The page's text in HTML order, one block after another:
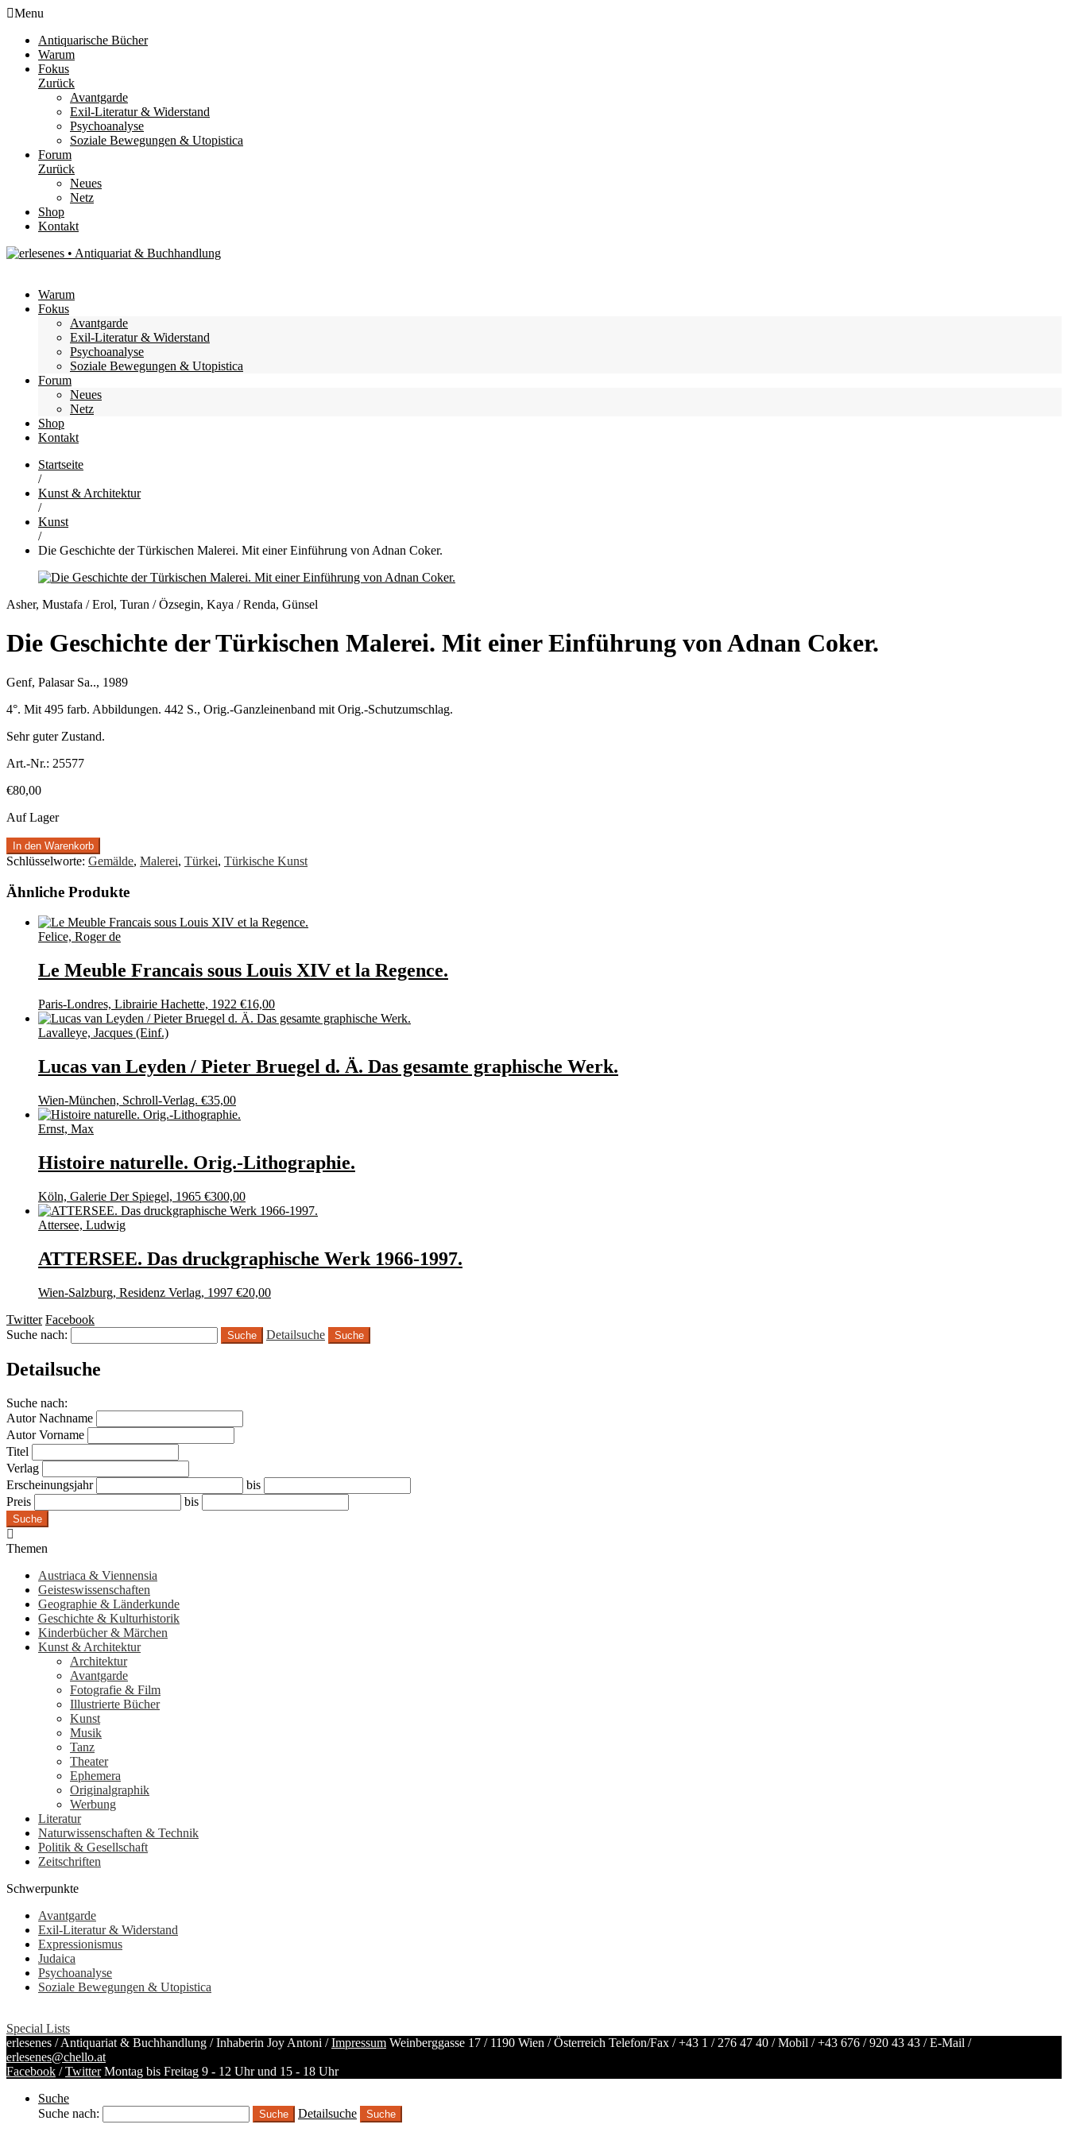
Menu
Antiquarische Bücher
Warum
Fokus
Zurück
Avantgarde
Exil-Literatur & Widerstand
Psychoanalyse
Soziale Bewegungen & Utopistica
Forum
Zurück
Neues
Netz
Shop
Kontakt
Warum
Fokus
Avantgarde
Exil-Literatur & Widerstand
Psychoanalyse
Soziale Bewegungen & Utopistica
Forum
Neues
Netz
Shop
Kontakt
Startseite
/
Kunst & Architektur
/
Kunst
/
Die Geschichte der Türkischen Malerei. Mit einer Einführung von Adnan Coker.
Asher, Mustafa / Erol, Turan / Özsegin, Kaya / Renda, Günsel
Die Geschichte der Türkischen Malerei. Mit einer Einführung von Adnan Coker.
Genf, Palasar Sa.., 1989
4°. Mit 495 farb. Abbildungen. 442 S., Orig.-Ganzleinenband mit Orig.-Schutzumschlag.
Sehr guter Zustand.
Art.-Nr.: 25577
€80,00
Auf Lager
In den Warenkorb
Schlüsselworte: Gemälde, Malerei, Türkei, Türkische Kunst
Ähnliche Produkte
Felice, Roger de
Le Meuble Francais sous Louis XIV et la Regence.
Paris-Londres, Librairie Hachette, 1922 €16,00
Lavalleye, Jacques (Einf.)
Lucas van Leyden / Pieter Bruegel d. Ä. Das gesamte graphische Werk.
Wien-München, Schroll-Verlag. €35,00
Ernst, Max
Histoire naturelle. Orig.-Lithographie.
Köln, Galerie Der Spiegel, 1965 €300,00
Attersee, Ludwig
ATTERSEE. Das druckgraphische Werk 1966-1997.
Wien-Salzburg, Residenz Verlag, 1997 €20,00
Twitter Facebook
Suche nach:
Detailsuche Suche
Detailsuche
Suche nach:
Autor Nachname
Autor Vorname
Titel
Verlag
Erscheinungsjahr
bis
Preis
bis
Suche
Themen
Austriaca & Viennensia
Geisteswissenschaften
Geographie & Länderkunde
Geschichte & Kulturhistorik
Kinderbücher & Märchen
Kunst & Architektur
Architektur
Avantgarde
Fotografie & Film
Illustrierte Bücher
Kunst
Musik
Tanz
Theater
Ephemera
Originalgraphik
Werbung
Literatur
Naturwissenschaften & Technik
Politik & Gesellschaft
Zeitschriften
Schwerpunkte
Avantgarde
Exil-Literatur & Widerstand
Expressionismus
Judaica
Psychoanalyse
Soziale Bewegungen & Utopistica
Special Lists
erlesenes / Antiquariat & Buchhandlung / Inhaberin Joy Antoni /Impressum Weinberggasse 17 / 1190 Wien / Österreich Telefon/Fax /+43 1 / 276 47 40 / Mobil /+43 676 / 920 43 43 / E-Mail /
erlesenes@chello.at
Facebook /Twitter Montag bis Freitag 9 - 12 Uhr und 15 - 18 Uhr
Suche
Suche nach:
Detailsuche Suche